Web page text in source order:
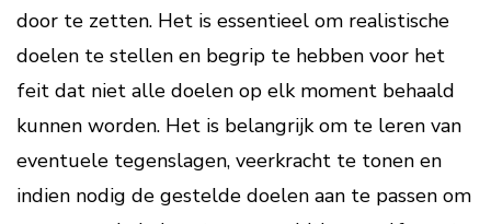
door te zetten. Het is essentieel om realistische
doelen te stellen en begrip te hebben voor het
feit dat niet alle doelen op elk moment behaald
kunnen worden. Het is belangrijk om te leren van
eventuele tegenslagen, veerkracht te tonen en
indien nodig de gestelde doelen aan te passen om